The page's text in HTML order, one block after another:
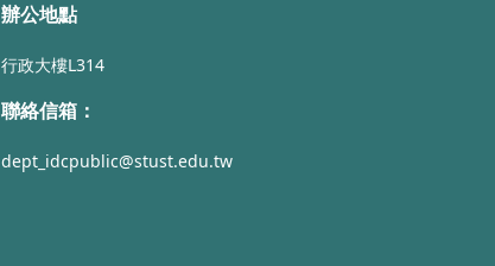
辦公地點
行政大樓L314
聯絡信箱：
dept_idcpublic@stust.edu.tw